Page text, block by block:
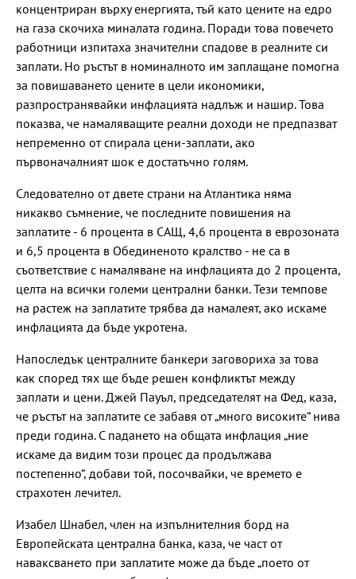
концентриран върху енергията, тъй като цените на едро
на газа скочиха миналата година. Поради това повечето
работници изпитаха значителни спадове в реалните си
заплати. Но ръстът в номиналното им заплащане помогна
за повишаването цените в цели икономики,
разпространявайки инфлацията надлъж и нашир. Това
показва, че намаляващите реални доходи не предпазват
непременно от спирала цени-заплати, ако
първоначалният шок е достатъчно голям.
Следователно от двете страни на Атлантика няма
никакво съмнение, че последните повишения на
заплатите - 6 процента в САЩ, 4,6 процента в еврозоната
и 6,5 процента в Обединеното кралство - не са в
съответствие с намаляване на инфлацията до 2 процента,
целта на всички големи централни банки. Тези темпове
на растеж на заплатите трябва да намалеят, ако искаме
инфлацията да бъде укротена.
Напоследък централните банкери заговориха за това
как според тях ще бъде решен конфликтът между
заплати и цени. Джей Пауъл, председателят на Фед, каза,
че ръстът на заплатите се забавя от „много високите“ нива
преди година. С падането на общата инфлация „ние
искаме да видим този процес да продължава
постепенно“, добави той, посочвайки, че времето е
страхотен лечител.
Изабел Шнабел, член на изпълнителния борд на
Европейската централна банка, каза, че част от
наваксването при заплатите може да бъде „поето от